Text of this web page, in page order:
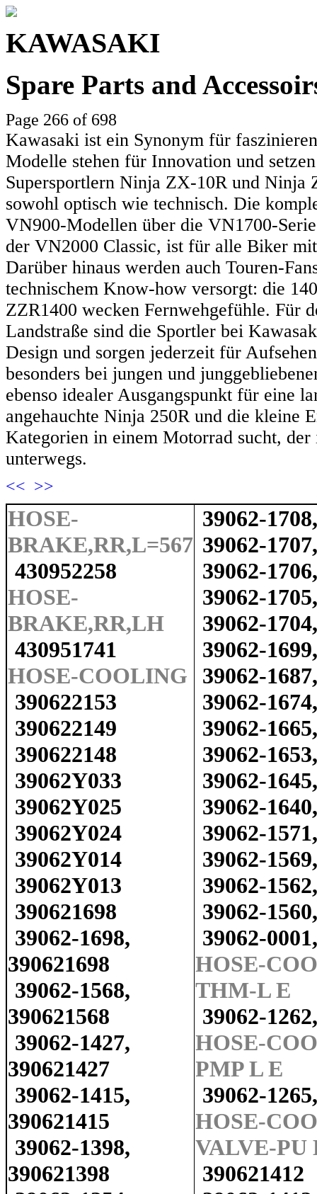
KAWASAKI
Spare Parts and
Page 266 of 698
Kawasaki ist ein Synonym für
Modelle stehen für Innovation und
Supersportlern Ninja ZX-10R und Ninja
sowohl optisch wie technisch. Die
VN900-Modellen über die VN1700-
der VN2000 Classic, ist für alle Biker
Darüber hinaus werden auch Touren-
technischem Know-how versorgt: die
ZZR1400 wecken Fernwehgefühle. Für
Landstraße sind die Sportler bei
Design und sorgen jederzeit für
besonders bei jungen und
ebenso idealer Ausgangspunkt für eine
angehauchte Ninja 250R und die kleine
Kategorien in einem Motorrad sucht,
unterwegs.
<< >>
HOSE-
BRAKE,RR,L=567
430952258
HOSE-
BRAKE,RR,LH
430951741
HOSE-COOLING
390622153
390622149
390622148
39062Y033
39062Y025
39062Y024
39062Y014
39062Y013
390621698
39062-1698,
390621698
39062-1568,
390621568
39062-1427,
390621427
39062-1415,
390621415
39062-1398,
390621398
39062-
39062-
39062-
39062-
39062-
39062-
39062-
39062-
39062-
39062-
39062-
39062-
39062-
39062-
39062-
39062-
39062-
HOSE-
THM-L E
39062-
HOSE-
PMP L E
39062-
HOSE-
VALVE-PU
390621412